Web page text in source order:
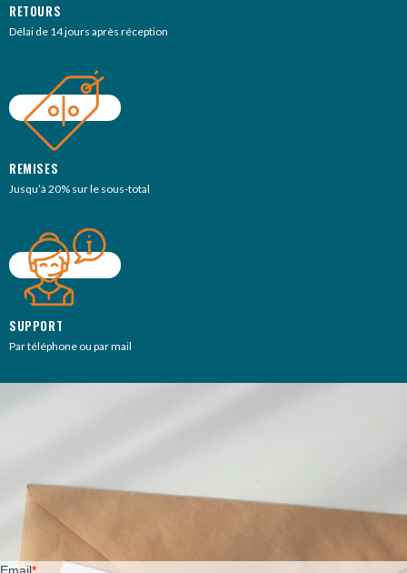
RETOURS
Délai de 14 jours après réception
REMISES
Jusqu’à 20% sur le sous-total
SUPPORT
Par téléphone ou par mail